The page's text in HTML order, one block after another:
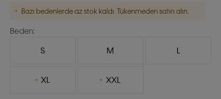
Bazı bedenlerde az stok kaldı. Tükenmeden satın alın.
Beden:
S
M L
XL XXL